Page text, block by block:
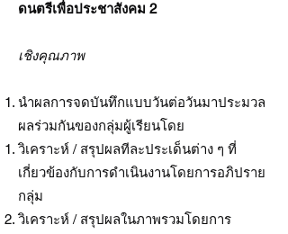
ดนตรีเพื่อประชาสังคม 2
เชิงคุณภาพ
นำผลการจดบันทึกแบบวันต่อวันมาประมวล
ผลร่วมกันของกลุ่มผู้เรียนโดย
วิเคราะห์ / สรุปผลทีละประเด็นต่าง ๆ ที่
เกี่ยวข้องกับการดำเนินงานโดยการอภิปราย
กลุ่ม
วิเคราะห์ / สรุปผลในภาพรวมโดยการ